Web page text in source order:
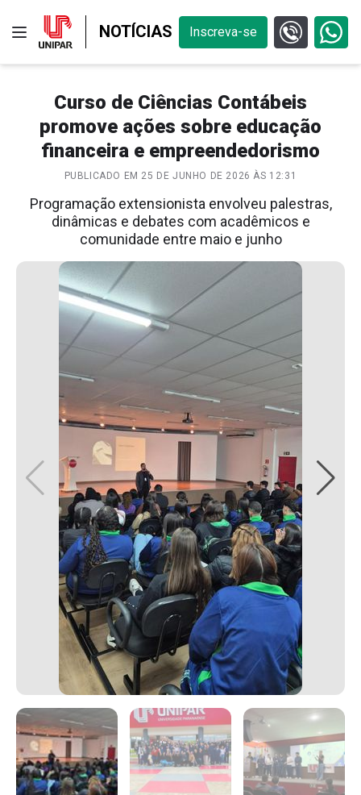
NOTÍCIAS Inscreva-se
Curso de Ciências Contábeis
promove ações sobre educação
financeira e empreendedorismo
PUBLICADO EM 25 DE JUNHO DE 2026 ÀS 12:31
Programação extensionista envolveu palestras,
dinâmicas e debates com acadêmicos e
comunidade entre maio e junho